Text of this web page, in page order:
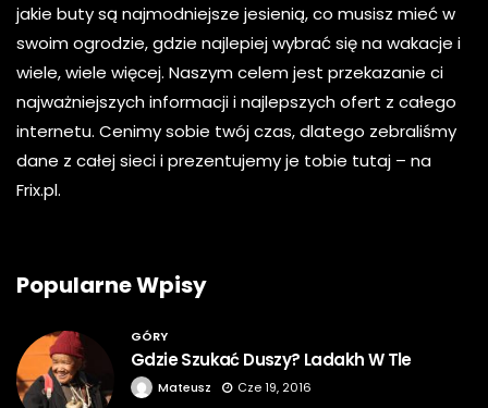
jakie buty są najmodniejsze jesienią, co musisz mieć w
swoim ogrodzie, gdzie najlepiej wybrać się na wakacje i
wiele, wiele więcej. Naszym celem jest przekazanie ci
najważniejszych informacji i najlepszych ofert z całego
internetu. Cenimy sobie twój czas, dlatego zebraliśmy
dane z całej sieci i prezentujemy je tobie tutaj – na
Frix.pl.
Popularne Wpisy
GÓRY
Gdzie Szukać Duszy? Ladakh W Tle
Mateusz Cze 19, 2016